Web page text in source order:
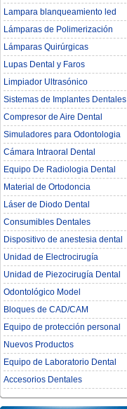
Lampara blanqueamiento led
dental
Lámparas de Polimerización
Lámparas Quirúrgicas
Lupas Dental y Faros
Limpiador Ultrasónico
Sistemas de Implantes Dentales
Compresor de Aire Dental
Simuladores para Odontologia
Cámara Intraoral Dental
Equipo De Radiologia Dental‎
Material de Ortodoncia
Láser de Diodo Dental
Consumibles Dentales
Dispositivo de anestesia dental
Unidad de Electrocirugía
Unidad de Piezocirugía Dental
Odontológico Model
Bloques de CAD/CAM
Equipo de protección personal
Nuevos Productos
Equipo de Laboratorio Dental
Accesorios Dentales